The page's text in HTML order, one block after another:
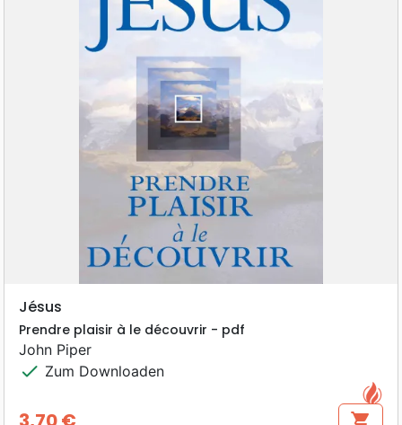
Jésus
Prendre plaisir à le découvrir - pdf
John Piper
check Zum Downloaden
shopping_cart